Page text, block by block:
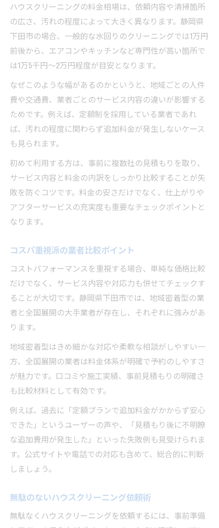
ハウスクリーニングの料金相場は、依頼内容や清掃箇所
の広さ、汚れの程度によって大きく異なります。静岡県
下田市の場合、一般的な水回りのクリーニングでは1万円
前後から、エアコンやキッチンなど専門性が高い箇所で
は1万5千円〜2万円程度が目安となります。
なぜこのような幅があるのかというと、地域ごとの人件
費や交通費、業者ごとのサービス内容の違いが影響する
ためです。例えば、定額制を採用している業者であれ
ば、汚れの程度に関わらず追加料金が発生しないケース
も見られます。
初めて利用する方は、事前に複数社の見積もりを取り、
サービス内容と料金の内訳をしっかり比較することが失
敗を防ぐコツです。料金の安さだけでなく、仕上がりや
アフターサービスの充実度も重要なチェックポイントと
なります。
コスパ重視派の業者比較ポイント
コストパフォーマンスを重視する場合、単純な価格比較
だけでなく、サービス内容や対応力も併せてチェックす
ることが大切です。静岡県下田市では、地域密着型の業
者と全国展開の大手業者が存在し、それぞれに強みがあ
ります。
地域密着型はきめ細かな対応や柔軟な相談がしやすい一
方、全国展開の業者は料金体系が明確で予約のしやすさ
が魅力です。口コミや施工実績、事前見積もりの明確さ
も比較材料として有効です。
例えば、過去に「定額プランで追加料金がかからず安心
できた」というユーザーの声や、「見積もり後に不明瞭
な追加費用が発生した」といった失敗例も見受けられま
す。公式サイトや電話での対応も含めて、総合的に判断
しましょう。
無駄のないハウスクリーニング依頼術
無駄なくハウスクリーニングを依頼するには、事前準備